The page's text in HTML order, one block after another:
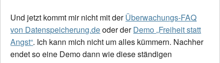
Und jetzt kommt mir nicht mit derÜberwachungs-FAQ
von Datenspeicherung.deoder derDemo „Freiheit statt
Angst“. Ich kann mich nicht um alles kümmern. Nachher
endet so eine Demo dann wie diese ständigen